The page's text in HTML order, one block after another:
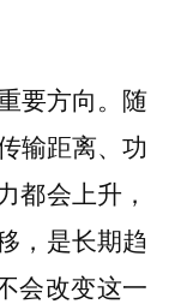
要方向。随
输距离、功
都会上升，
，是长期趋
会改变这一